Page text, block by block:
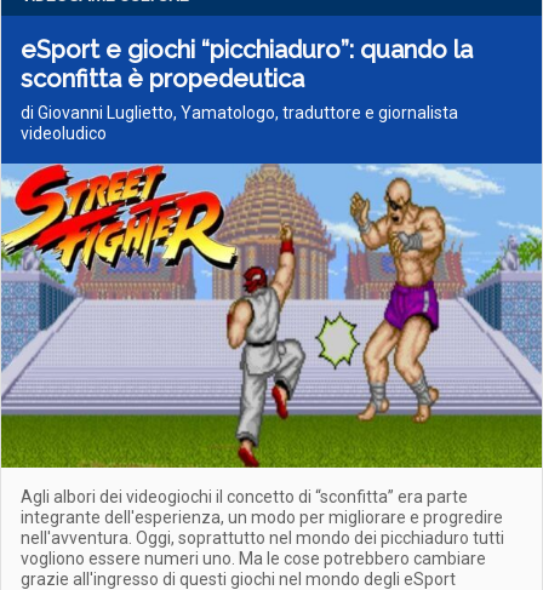
eSport e giochi “picchiaduro”: quando la
sconfitta è propedeutica
di Giovanni Luglietto, Yamatologo, traduttore e giornalista
videoludico
Agli albori dei videogiochi il concetto di “sconfitta” era parte
integrante dell'esperienza, un modo per migliorare e progredire
nell'avventura. Oggi, soprattutto nel mondo dei picchiaduro tutti
vogliono essere numeri uno. Ma le cose potrebbero cambiare
grazie all'ingresso di questi giochi nel mondo degli eSport